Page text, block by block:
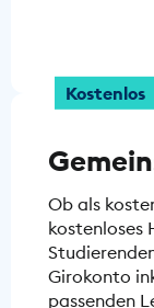
Kostenlos
Ob als
kostenloses
Girokonto
passenden